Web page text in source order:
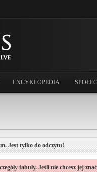
ENCYKLOPEDIA
Jest tylko do odczytu!
fabuły. Jeśli nie chcesz jej